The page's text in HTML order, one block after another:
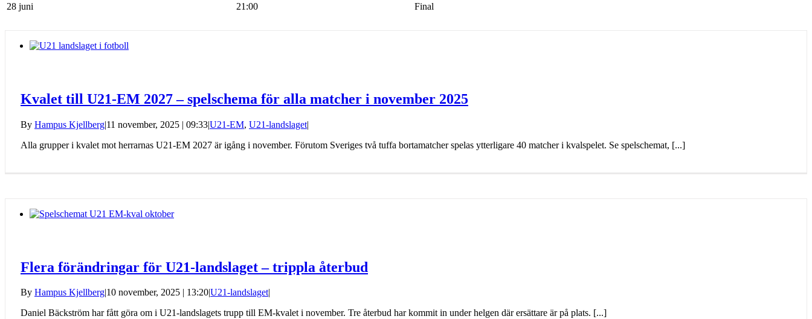
28 juni 21:00 Final
Kvalet till U21-EM 2027 – spelschema för alla matcher i november 2025
By Hampus Kjellberg|11 november, 2025 | 09:33|U21-EM, U21-landslaget|
Alla grupper i kvalet mot herrarnas U21-EM 2027 är igång i november. Förutom Sveriges två tuffa bortamatcher spelas ytterligare 40 matcher i kvalspelet. Se spelschemat, [...]
Flera förändringar för U21-landslaget – trippla återbud
By Hampus Kjellberg|10 november, 2025 | 13:20|U21-landslaget|
Daniel Bäckström har fått göra om i U21-landslagets trupp till EM-kvalet i november. Tre återbud har kommit in under helgen där ersättare är på plats. [...]